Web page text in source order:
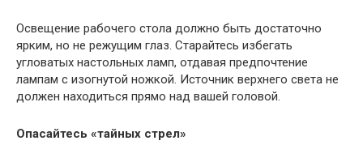
Освещение рабочего стола должно быть достаточно
ярким, но не режущим глаз. Старайтесь избегать
угловатых настольных ламп, отдавая предпочтение
лампам с изогнутой ножкой. Источник верхнего света не
должен находиться прямо над вашей головой.
Опасайтесь «тайных стрел»